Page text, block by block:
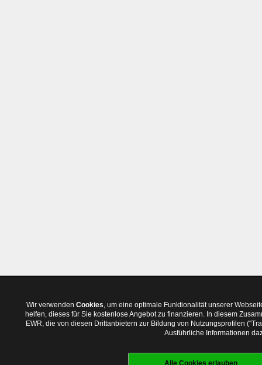
Wir verwenden Cookies, um eine optimale Funktionalität unserer
helfen, dieses für Sie kostenlose Angebot zu finanzieren. In diesem
EWR, die von diesen Drittanbietern zur Bildung von Nutzungsprofilen
Ausführliche Informationen
Alle Cookies erlauben